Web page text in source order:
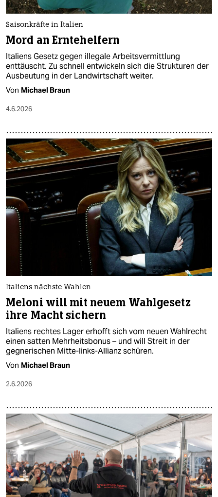
Saisonkräfte in Italien
Mord an Erntehelfern
Italiens Gesetz gegen illegale Arbeitsvermittlung
enttäuscht. Zu schnell entwickeln sich die Strukturen der
Ausbeutung in der Landwirtschaft weiter.
Von Michael Braun
4.6.2026
Italiens nächste Wahlen
Meloni will mit neuem Wahlgesetz
ihre Macht sichern
Italiens rechtes Lager erhofft sich vom neuen Wahlrecht
einen satten Mehrheitsbonus – und will Streit in der
gegnerischen Mitte-links-Allianz schüren.
Von Michael Braun
2.6.2026